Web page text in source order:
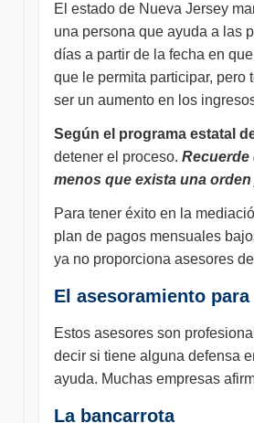
El estado de Nueva Jersey
una persona que ayuda a las
días a partir de la fecha en
que le permita participar,
ser un aumento en los
Según el programa estatal
detener el proceso. Recuerde
menos que exista una
Para tener éxito en la
plan de pagos mensuales
ya no proporciona asesores
El asesoramiento
Estos asesores son
decir si tiene alguna defensa
ayuda. Muchas empresas
La bancarrota